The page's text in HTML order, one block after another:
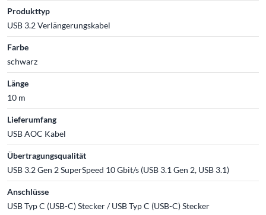
Produkttyp
USB 3.2 Verlängerungskabel
Farbe
schwarz
Länge
10 m
Lieferumfang
USB AOC Kabel
Übertragungsqualität
USB 3.2 Gen 2 SuperSpeed 10 Gbit/s (USB 3.1 Gen 2, USB 3.1)
Anschlüsse
USB Typ C (USB-C) Stecker / USB Typ C (USB-C) Stecker